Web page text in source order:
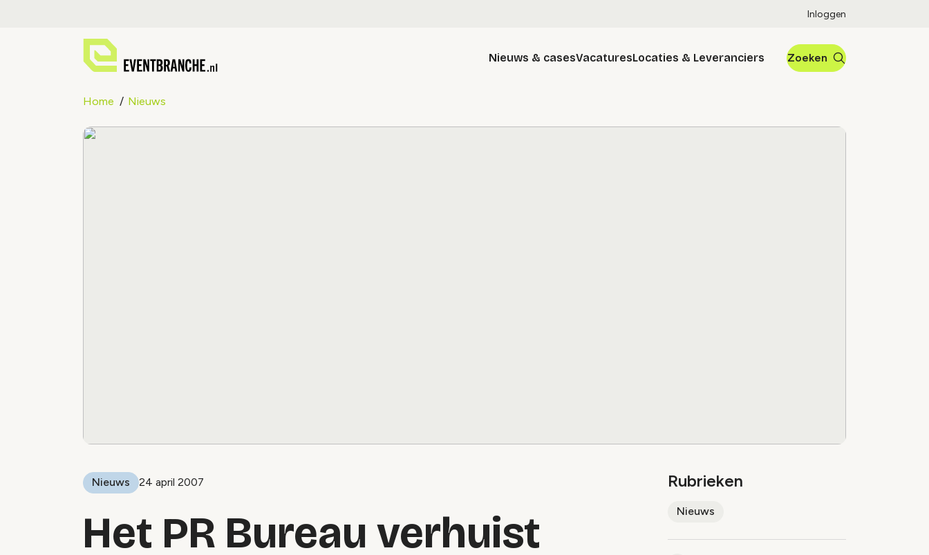
Inloggen
Nieuws & casesVacaturesLocaties & Leveranciers Zoeken
Home Nieuws
Nieuws 24 april 2007
Het PR Bureau verhuist
Rubrieken
Nieuws